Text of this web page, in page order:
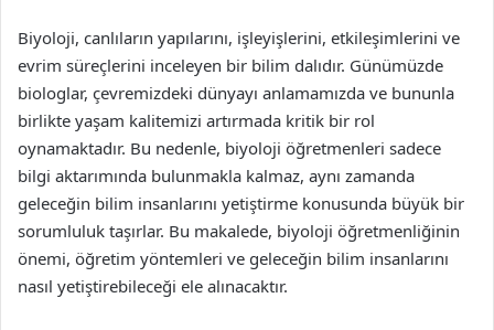
Biyoloji, canlıların yapılarını, işleyişlerini, etkileşimlerini ve
evrim süreçlerini inceleyen bir bilim dalıdır. Günümüzde
biologlar, çevremizdeki dünyayı anlamamızda ve bununla
birlikte yaşam kalitemizi artırmada kritik bir rol
oynamaktadır. Bu nedenle, biyoloji öğretmenleri sadece
bilgi aktarımında bulunmakla kalmaz, aynı zamanda
geleceğin bilim insanlarını yetiştirme konusunda büyük bir
sorumluluk taşırlar. Bu makalede, biyoloji öğretmenliğinin
önemi, öğretim yöntemleri ve geleceğin bilim insanlarını
nasıl yetiştirebileceği ele alınacaktır.